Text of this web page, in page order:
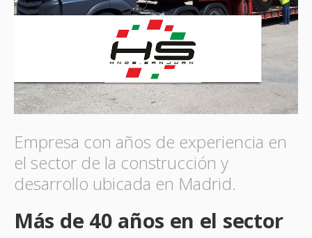
Empresa con años de experiencia en
el sector de la construcción y
desarrollo ubicada en Madrid.
Más de 40 años en el sector